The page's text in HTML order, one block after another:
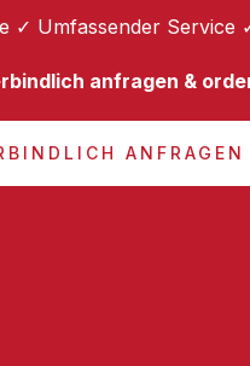
✓ Umfassender
anfragen &
ANFRAGEN